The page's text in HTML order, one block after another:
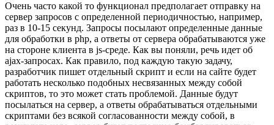
Очень часто какой то функционал предполагает отправку на
сервер запросов с определенной периодичностью, например,
раз в 10-15 секунд. Запросы посылают определенные данные
для обработки в php, а ответы от сервера обрабатываются уже
на стороне клиента в js-среде. Как вы поняли, речь идет об
ajax-запросах. Как правило, под каждую такую задачу,
разработчик пишет отдельный скрипт и если на сайте будет
работать несколько подобных несвязанных между собой
скриптов, то это может стать проблемой. Данные будут
посылаться на сервер, а ответы обрабатываться отдельными
скриптами без всякой согласованности между собой, в